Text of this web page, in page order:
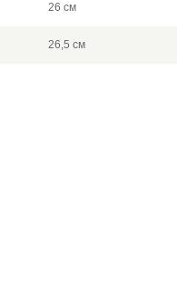
26 см
26,5 см